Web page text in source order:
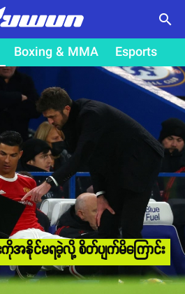
search
Boxing & MMA
Esports
အနိုင်မရခဲ့လို့ စိတ်ပျက်မိကြောင်း